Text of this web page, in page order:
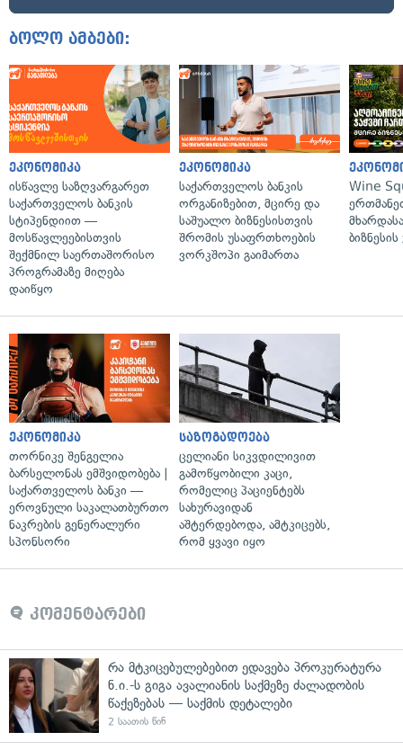
ბოლო ამბები:
ეკონომიკა
ისწავლე საზღვარგარეთ
საქართველოს ბანკის
სტიპენდიით —
მოსწავლეებისთვის
შექმნილ საერთაშორისო
პროგრამაზე მიღება
დაიწყო
ეკონომიკა
საქართველოს ბანკის
ორგანიზებით, მცირე და
საშუალო ბიზნესისთვის
შრომის უსაფრთხოების
ვორკშოპი გაიმართა
Wine
ეკონომიკა
თორნიკე შენგელია
ბარსელონას ემშვიდობება |
საქართველოს ბანკი —
ეროვნული საკალათბურთო
ნაკრების გენერალური
სპონსორი
საზოგადოება
ცელიანი სიკვდილივით
გამოწყობილი კაცი,
რომელიც პაციენტებს
სახურავიდან
აშტერდებოდა, ამტკიცებს,
რომ ყვავი იყო
კომენტარები
რა მტკიცებულებებით ედავება პროკურატურა
ნ.ი.-ს გიგა ავალიანის საქმეზე ძალადობის
წაქეზებას — საქმის დეტალები
2 საათის წინ